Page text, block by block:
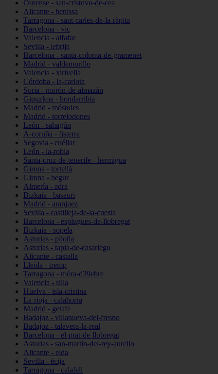
Ourense - san-cristovo-de-cea
Alicante - benissa
Tarragona - sant-carles-de-la-ràpita
Barcelona - vic
Valencia - alfafar
Sevilla - lebrija
Barcelona - santa-coloma-de-gramenet
Madrid - valdemorillo
Valencia - xirivella
Córdoba - la-carlota
Soria - morón-de-almazán
Gipuzkoa - hondarribia
Madrid - móstoles
Madrid - torrelodones
León - sahagún
A-coruña - fisterra
Segovia - cuéllar
León - la-robla
Santa-cruz-de-tenerife - hermigua
Girona - tortellà
Girona - begur
Almería - adra
Bizkaia - basauri
Madrid - aranjuez
Sevilla - castilleja-de-la-cuesta
Barcelona - esplugues-de-llobregat
Bizkaia - sopela
Asturias - piloña
Asturias - tapia-de-casariego
Alicante - castalla
Lleida - tremp
Tarragona - móra-d39ebre
Valencia - silla
Huelva - isla-cristina
La-rioja - calahorra
Madrid - getafe
Badajoz - villanueva-del-fresno
Badajoz - talavera-la-real
Barcelona - el-prat-de-llobregat
Asturias - san-martín-del-rey-aurelio
Alicante - elda
Sevilla - écija
Tarragona - calafell